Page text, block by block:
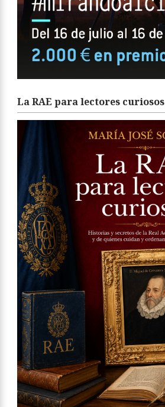
La RAE para lectores curiosos